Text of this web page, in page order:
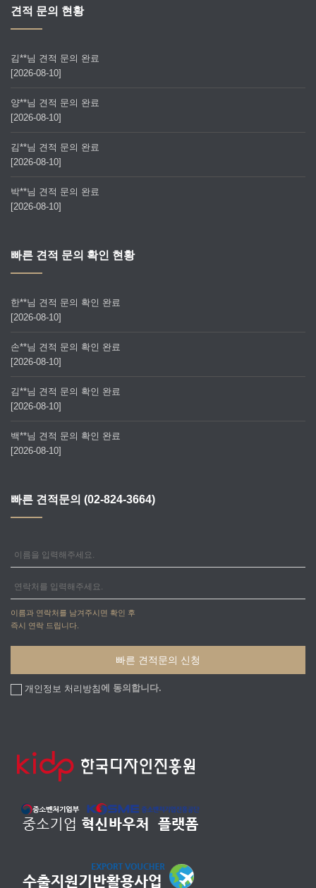
견적 문의 현황
김**님 견적 문의 완료
[2026-08-10]
양**님 견적 문의 완료
[2026-08-10]
김**님 견적 문의 완료
[2026-08-10]
박**님 견적 문의 완료
[2026-08-10]
빠른 견적 문의 확인 현황
한**님 견적 문의 확인 완료
[2026-08-10]
손**님 견적 문의 확인 완료
[2026-08-10]
김**님 견적 문의 확인 완료
[2026-08-10]
백**님 견적 문의 확인 완료
[2026-08-10]
빠른 견적문의 (02-824-3664)
이름과 연락처를 남겨주시면 확인 후
즉시 연락 드립니다.
개인정보 처리방침에 동의합니다.